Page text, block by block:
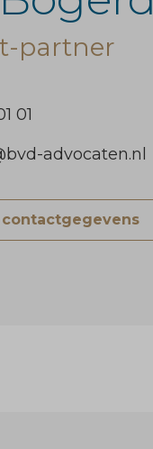
partner
01
advocaten.nl